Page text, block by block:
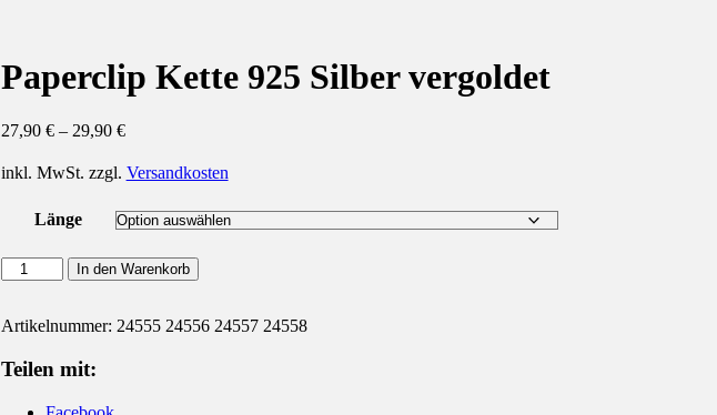
Paperclip Kette 925 Silber vergoldet
27,90 €– 29,90 €
inkl. MwSt. zzgl. Versandkosten
Länge
Paperclip
Kette
Silber
Menge
In den Warenkorb
Artikelnummer: 24555 24556 24557 24558
Teilen mit: